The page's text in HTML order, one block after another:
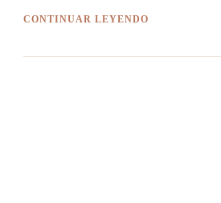
CONTINUAR LEYENDO